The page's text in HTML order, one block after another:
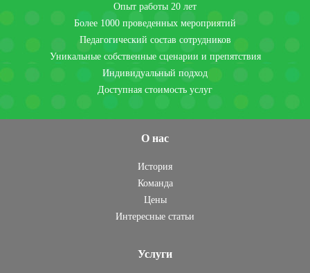
Опыт работы 20 лет
Более 1000 проведенных мероприятий
Педагогический состав сотрудников
Уникальные собственные сценарии и препятствия
Индивидуальный подход
Доступная стоимость услуг
О нас
История
Команда
Цены
Интересные статьи
Услуги